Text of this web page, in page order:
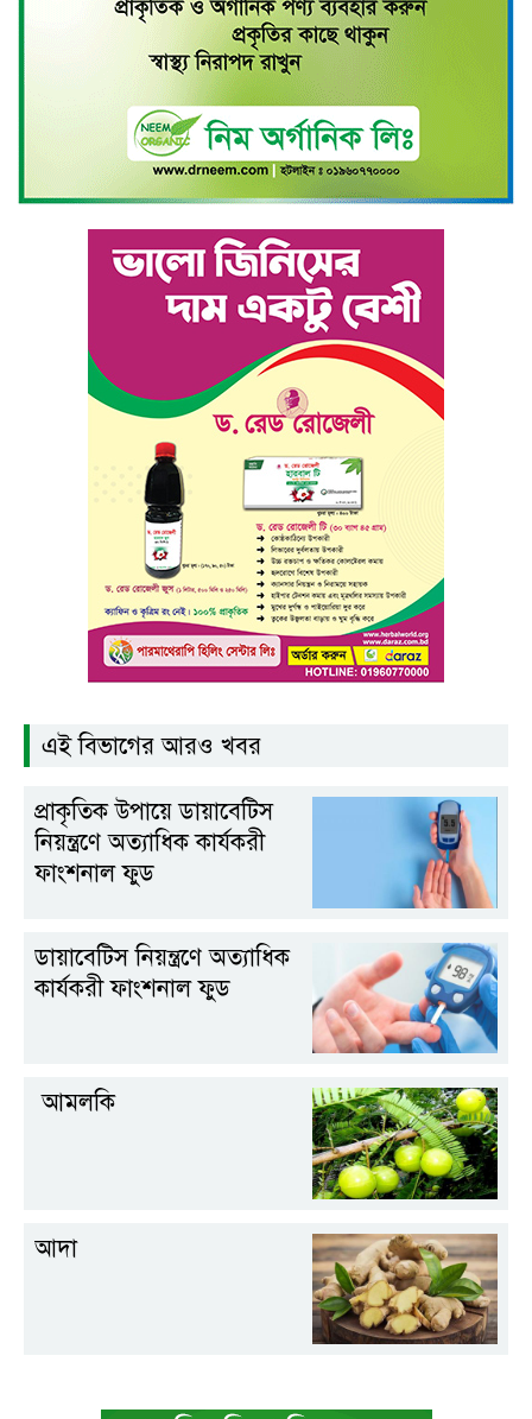
এই বিভাগের আরও খবর
প্রাকৃতিক উপায়ে ডায়াবেটিস
নিয়ন্ত্রণে অত্যাধিক কার্যকরী
ফাংশনাল ফুড
ডায়াবেটিস নিয়ন্ত্রণে অত্যাধিক
কার্যকরী ফাংশনাল ফুড
আমলকি
আদা